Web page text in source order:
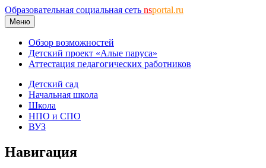
Образовательная социальная сеть nsportal.ru
Меню
Обзор возможностей
Детский проект «Алые паруса»
Аттестация педагогических работников
Детский сад
Начальная школа
Школа
НПО и СПО
ВУЗ
Навигация